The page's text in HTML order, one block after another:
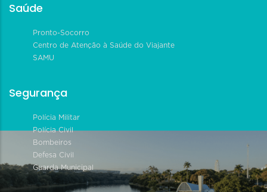
Saúde
Pronto-Socorro
Centro de Atenção à Saúde do Viajante
SAMU
Segurança
Polícia Militar
Polícia Civil
Bombeiros
Defesa Civil
Guarda Municipal